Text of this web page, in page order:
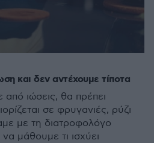
και δεν αντέχουμε τίποτα
ιώσεις, θα πρέπει
σε φρυγανιές, ρύζι
με τη διατροφολόγο
μάθουμε τι ισχύει